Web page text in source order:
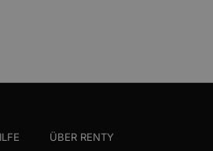
ÜBER RENTY